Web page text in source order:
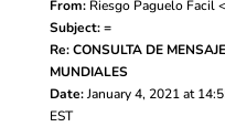
From: Riesgo Paguelo Facil <
Subject: =
Re: CONSULTA DE
MUNDIALES
Date: January 4, 2021 at
EST